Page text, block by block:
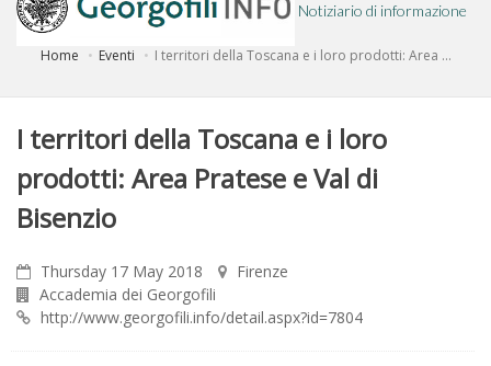
Notiziario di informazione
Home Eventi I territori della Toscana e i loro prodotti: Area ...
I territori della Toscana e i loro
prodotti: Area Pratese e Val di
Bisenzio
Thursday 17 May 2018
Firenze
Accademia dei Georgofili
http://www.georgofili.info/detail.aspx?id=7804